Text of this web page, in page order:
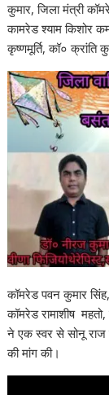
कुमार, जिला मंत्री
कामरेड श्याम किशोर
कृष्णमूर्ति, कॉ० क्रांति
कॉमरेड पवन कुमार
कॉमरेड रामाशीष
ने एक स्वर से सोनू राज
की मांग की।